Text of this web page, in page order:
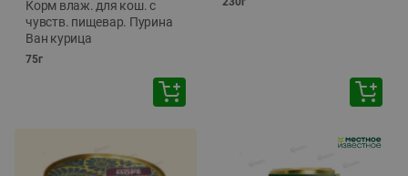
Корм влаж. для кош. с
чувств. пищевар. Пурина
Ван курица
75г